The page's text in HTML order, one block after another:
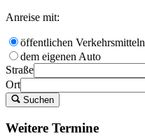
Anreise mit:
öffentlichen Verkehrsmitteln
dem eigenen Auto
Straße
Ort
Suchen
Weitere Termine